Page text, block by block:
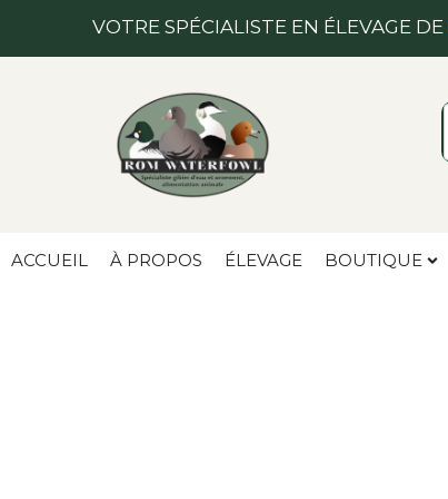
VOTRE SPÉCIALISTE EN ÉLEVAGE DE
ACCUEIL À PROPOS ÉLEVAGE BOUTIQUE